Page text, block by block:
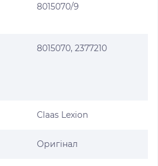
8015070/9
8015070, 2377210
Claas Lexion
Оригінал